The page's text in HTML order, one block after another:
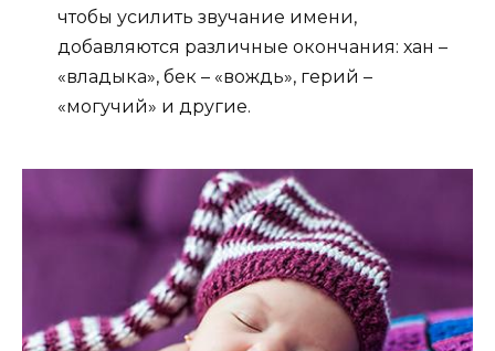
чтобы усилить звучание имени,
добавляются различные окончания: хан –
«владыка», бек – «вождь», герий –
«могучий» и другие.